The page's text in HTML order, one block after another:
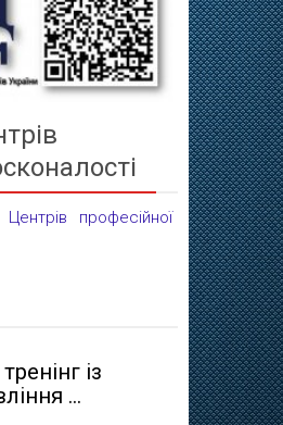
професійної
із
...
освіти